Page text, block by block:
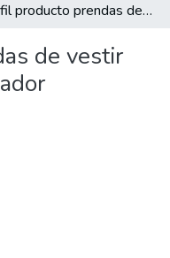
Perfil producto prendas de vestir hombres y niños Ecuador
de vestir